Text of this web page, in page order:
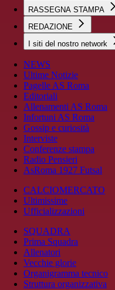
RASSEGNA STAMPA
REDAZIONE
I siti del nostro network
NEWS
Ultime Notizie
Pagelle AS Roma
Editoriali
Allenamenti AS Roma
Infortuni AS Roma
Gossip e curiosità
Interviste
Conferenze stampa
Radio Pensieri
AsRoma 1927 Futsal
CALCIOMERCATO
Ultimissime
Ufficializzazioni
SQUADRA
Prima Squadra
Allenatori
Vecchie glorie
Organigramma tecnico
Struttura organizzativa